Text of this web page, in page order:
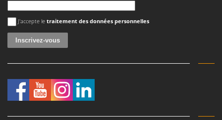
Une erreur est survenue
J'accepte le traitement des données personnelles